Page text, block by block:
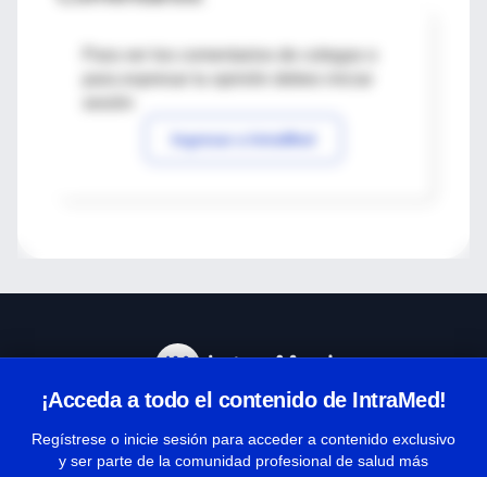
Para ver los comentarios de colegas o
Ingresar a IntraMed
¡Acceda a todo el contenido de IntraMed!
Regístrese o inicie sesión para acceder a contenido exclusivo
y ser parte de la comunidad profesional de salud más